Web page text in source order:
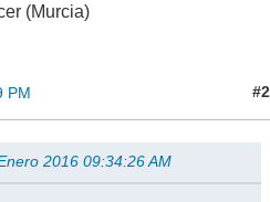
(Murcia)
PM #2
2016 09:34:26 AM